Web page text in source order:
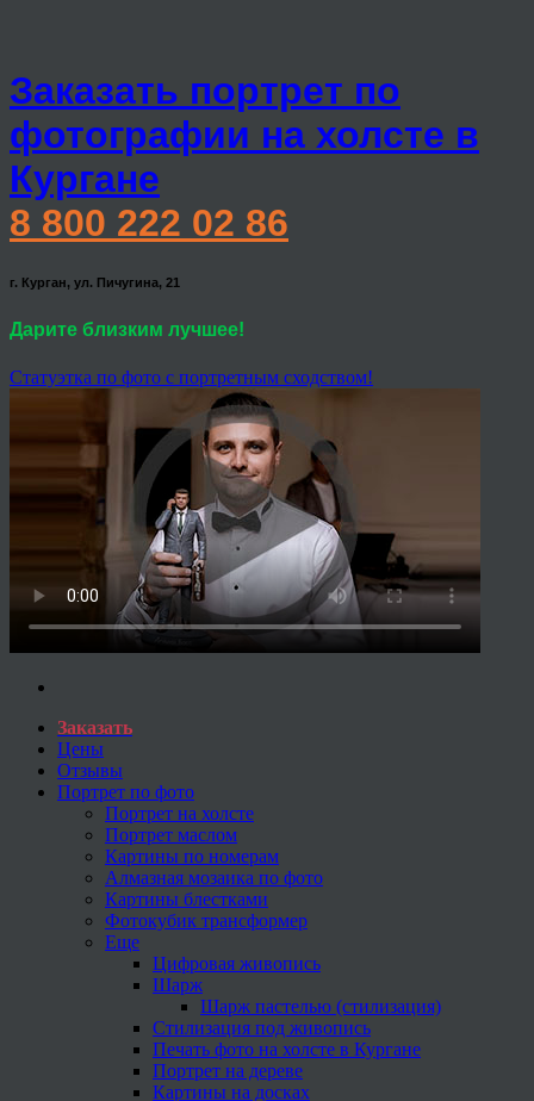
Заказать портрет по
фотографии на холсте в
Кургане
8 800 222 02 86
г. Курган, ул. Пичугина, 21
Дарите близким лучшее!
Статуэтка по фото с портретным сходством!
Заказать
Цены
Отзывы
Портрет по фото
Портрет на холсте
Портрет маслом
Картины по номерам
Алмазная мозаика по фото
Картины блестками
Фотокубик трансформер
Еще
Цифровая живопись
Шарж
Шарж пастелью (стилизация)
Стилизация под живопись
Печать фото на холсте в Кургане
Портрет на дереве
Картины на досках